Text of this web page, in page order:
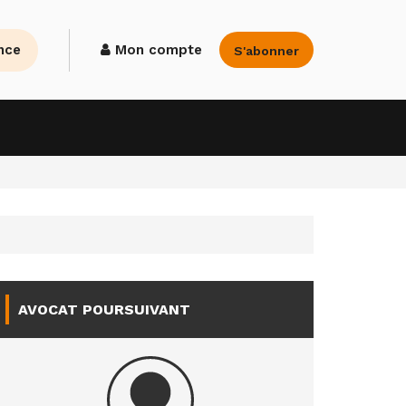
Mon compte S'abonner
AVOCAT POURSUIVANT